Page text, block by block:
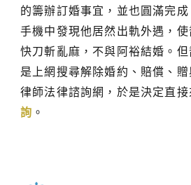
的籌辦訂婚事宜，並也圓滿完
手機中發現他居然出軌外遇，
快刀斬亂麻，不與阿裕結婚。
是上網搜尋解除婚約、賠償、
律師法律諮詢網，於是決定直
詢 。